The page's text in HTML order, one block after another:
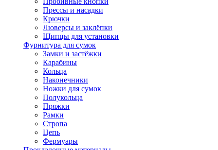
Прессы и насадки
Крючки
Люверсы и заклёпки
Щипцы для установки
Фурнитура для сумок
Замки и застёжки
Карабины
Кольца
Наконечники
Ножки для сумок
Полукольца
Пряжки
Рамки
Стропа
Цепь
Фермуары